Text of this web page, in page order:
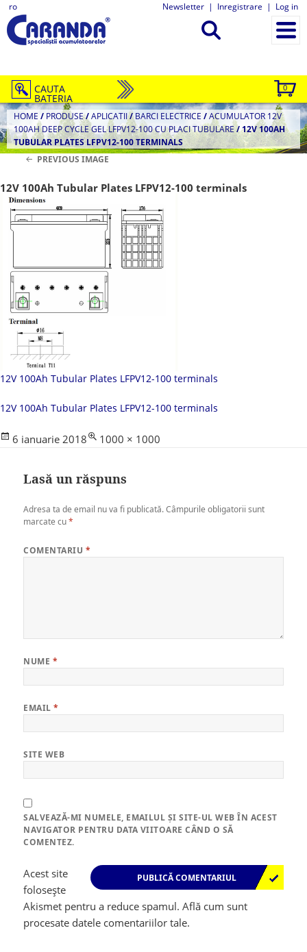
ro Newsletter | Inregistrare | Log in
0
CAUTA
BATERIA
HOME / PRODUSE/APLICATII/BARCI ELECTRICE /ACUMULATOR 12V
100AH DEEP CYCLE GEL LFPV12-100 CU PLACI TUBULARE/12V 100AH
TUBULAR PLATES LFPV12-100 TERMINALS
PREVIOUS IMAGE
12V 100Ah Tubular Plates LFPV12-100 terminals
12V 100Ah Tubular Plates LFPV12-100 terminals
12V 100Ah Tubular Plates LFPV12-100 terminals
Posted
6 ianuarie 2018
Full
1000 × 1000
Lasă un răspuns
Adresa ta de email nu va fi publicată. Câmpurile obligatorii sunt
marcate cu*
COMENTARIU *
NUME *
EMAIL*
SITE WEB
SALVEAZĂ-MI NUMELE, EMAILUL ȘI SITE-UL WEB ÎN ACEST
NAVIGATOR PENTRU DATA VIITOARE CÂND O SĂ
COMENTEZ.
Acest site
folosește
Akismet pentru a reduce spamul.Află cum sunt
procesate datele comentariilor tale.